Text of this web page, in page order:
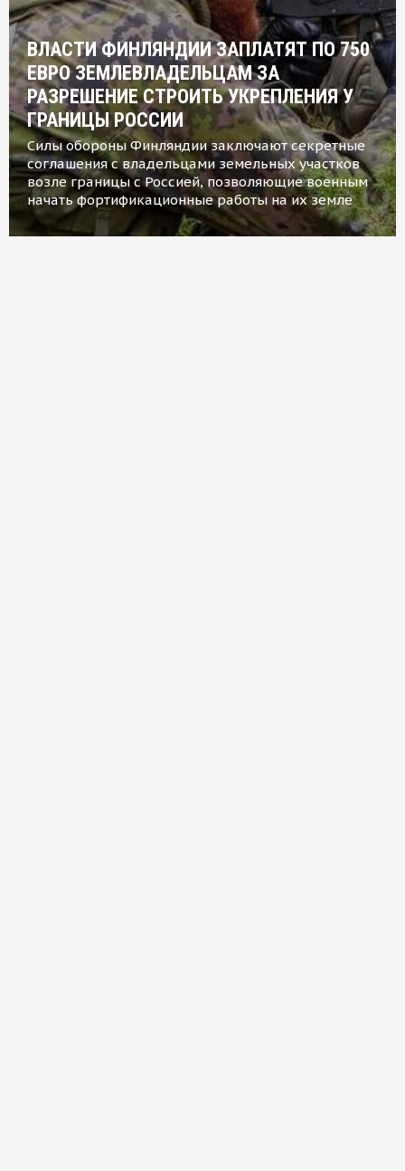
ВЛАСТИ ФИНЛЯНДИИ ЗАПЛАТЯТ ПО 750
ЕВРО ЗЕМЛЕВЛАДЕЛЬЦАМ ЗА
РАЗРЕШЕНИЕ СТРОИТЬ УКРЕПЛЕНИЯ У
ГРАНИЦЫ РОССИИ
Силы обороны Финляндии заключают секретные
соглашения с владельцами земельных участков
возле границы с Россией, позволяющие военным
начать фортификационные работы на их земле